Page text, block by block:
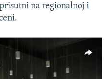
na regionalnoj i